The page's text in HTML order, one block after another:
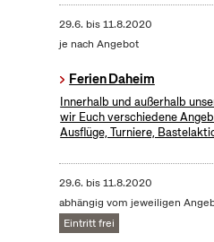
29.6. bis11.8.2020
je nach Angebot
Ferien Daheim
Innerhalb und außerhalb
wir Euch verschiedene
Ausflüge, Turniere,
29.6. bis11.8.2020
abhängig vom jeweiligen
Eintritt frei